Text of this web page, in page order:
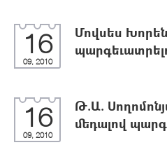
16
09, 2010
Մովսես
16
09, 2010
Թ.Ա.
մեդալով